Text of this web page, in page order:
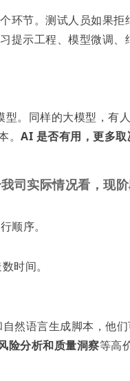
环节。测试人员如果拒
提示工程、模型微调、
。同样的大模型，有
。AI 是否有用，更多取
司实际情况看，现
顺序。
时间。
然语言生成脚本，他
险分析和质量洞察等高